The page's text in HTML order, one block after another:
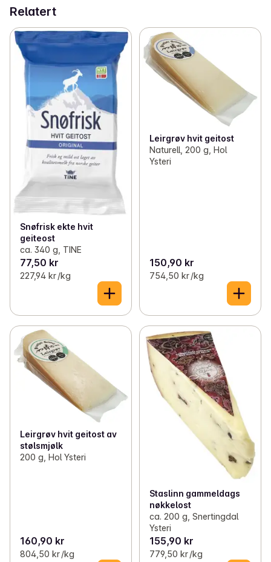
Relatert
Snøfrisk ekte hvit
geiteost
ca. 340 g, TINE
77,50 kr
227,94 kr /kg
Leirgrøv hvit geitost
Naturell, 200 g, Hol
Ysteri
150,90 kr
754,50 kr /kg
Leirgrøv hvit geitost av
stølsmjølk
200 g, Hol Ysteri
160,90 kr
804,50 kr /kg
Staslinn gammeldags
nøkkelost
ca. 200 g, Snertingdal
Ysteri
155,90 kr
779,50 kr /kg